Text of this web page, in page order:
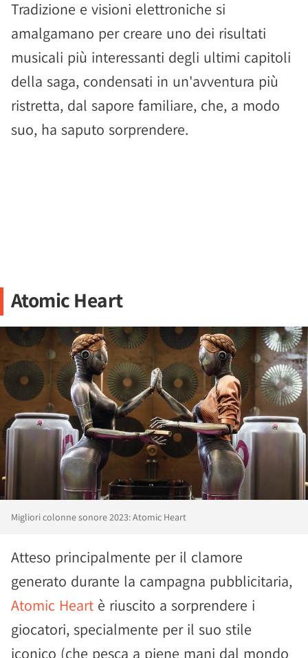
Tradizione e visioni elettroniche si
amalgamano per creare uno dei risultati
musicali più interessanti degli ultimi capitoli
della saga, condensati in un'avventura più
ristretta, dal sapore familiare, che, a modo
suo, ha saputo sorprendere.
Atomic Heart
Migliori colonne sonore 2023: Atomic Heart
Atteso principalmente per il clamore
generato durante la campagna pubblicitaria,
Atomic Heart è riuscito a sorprendere i
giocatori, specialmente per il suo stile
iconico (che pesca a piene mani dal mondo